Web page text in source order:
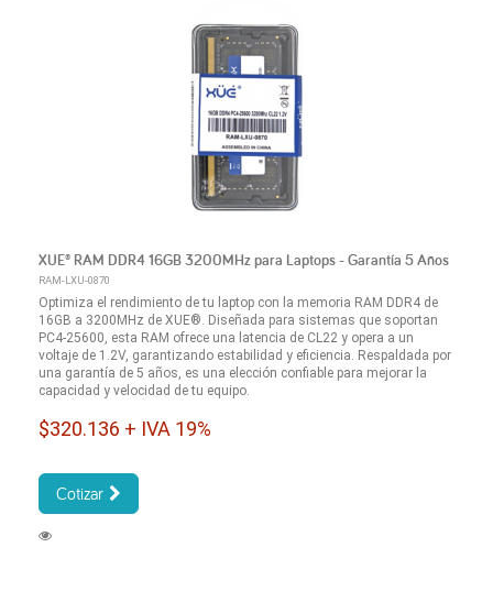
XUE® RAM DDR4 16GB 3200MHz para Laptops - Garantía 5 Años
RAM-LXU-0870
Optimiza el rendimiento de tu laptop con la memoria RAM DDR4 de
16GB a 3200MHz de XUE®. Diseñada para sistemas que soportan
PC4-25600, esta RAM ofrece una latencia de CL22 y opera a un
voltaje de 1.2V, garantizando estabilidad y eficiencia. Respaldada por
una garantía de 5 años, es una elección confiable para mejorar la
capacidad y velocidad de tu equipo.
$320.136 + IVA 19%
Cotizar